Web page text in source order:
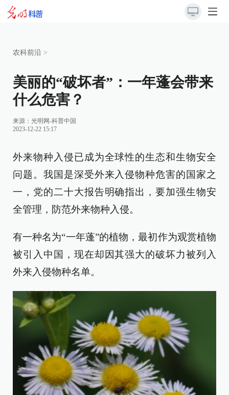
农科前沿 >
美丽的“破坏者”：一年蓬会带来
什么危害？
来源： 光明网-科普中国
2023-12-22 15:17
外来物种入侵已成为全球性的生态和生物安全
问题。我国是深受外来入侵物种危害的国家之
一，党的二十大报告明确指出，要加强生物安
全管理，防范外来物种入侵。
有一种名为“一年蓬”的植物，最初作为观赏植物
被引入中国，现在却因其强大的破坏力被列入
外来入侵物种名单。